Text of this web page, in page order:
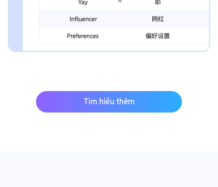
Tìm hiểu thêm